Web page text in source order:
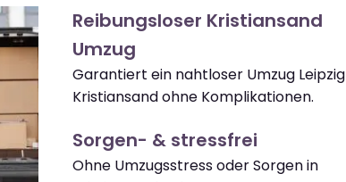
Reibungsloser Kristiansand
Umzug
Garantiert ein nahtloser Umzug Leipzig
Kristiansand ohne Komplikationen.
Sorgen- & stressfrei
Ohne Umzugsstress oder Sorgen in